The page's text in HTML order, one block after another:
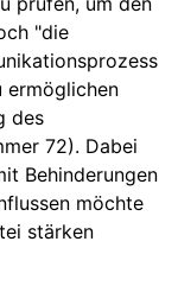
"die
ermöglichen
des
72). Dabei
Behinderungen
möchte
stärken